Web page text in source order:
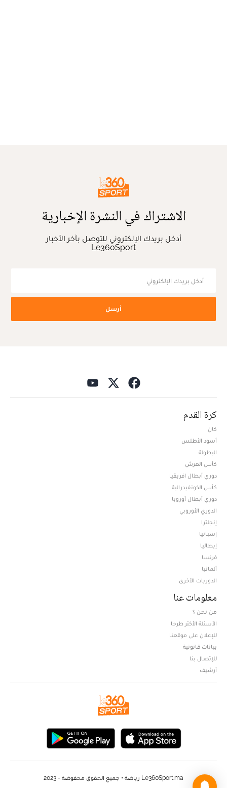
الاشتراك في النشرة الإخبارية
أدخل بريدك الإلكتروني للتوصل بآخر الأخبار
Le360Sport
أرسل
كرة القدم
كان
أسود الأطلس
البطولة
كأس العرش
دوري أبطال افريقيا
كأس الكونفيدرالية
دوري أبطال أوروبا
الدوري الأوروبي
إنجلترا
إسبانيا
إيطاليا
فرنسا
ألمانيا
الدوريات الأخرى
معلومات عنا
من نحن ؟
الأسئلة الأكثر طرحا
للإعلان على موقعنا
بيانات قانونية
للإتصال بنا
أرشيف
Le360Sport.ma رياضة • جميع الحقوق محفوضة - 2023